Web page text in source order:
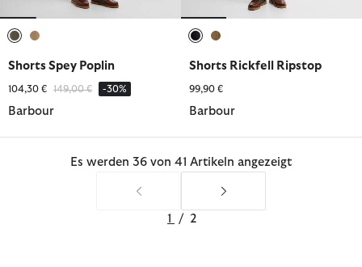
Shorts Spey Poplin
104,30 € Reduziert von
149,00 €bis-30%
Barbour
Shorts Rickfell Ripstop
99,90 €
Barbour
Es werden 36 von 41 Artikeln angezeigt
1 / 2